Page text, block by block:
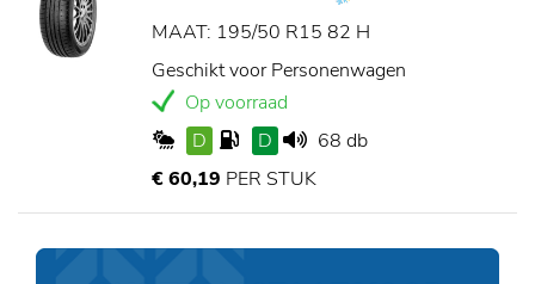
MAAT: 195/50 R15 82 H
Geschikt voor Personenwagen
Op voorraad
D
D
68 db
€ 60,19 PER STUK